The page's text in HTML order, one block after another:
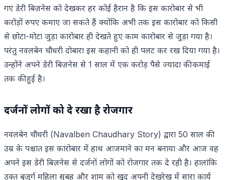
गए डेरी बिज़नेस को देखकर हर कोई हैरान है कि इस कारोबार से भी
करोड़ों रुपए कमाए जा सकते हैं क्योंकि अभी तक इस कारोबार को किसी
से छोटा-मोटा जुड़ा कारोबार ही देखते हुए काम कारोबार से जुड़ा गया है।
परंतु नवलबेन चौधरी दोबारा इस कहानी को ही पलट कर रख दिया गया है।
उन्होंने अपने डेरी बिज़नेस से 1 साल में एक करोड़ पैसे ज्यादा की कमाई
तक की हुई है।
दर्जनों लोगों को दे रखा है रोजगार
नवलबेन चौधरी (Navalben Chaudhary Story) द्वारा 50 साल की
उम्र के पश्चात इस कारोबार में हाथ आजमाने का मन बनाया और आज वह
अपने इस डेरी बिज़नेस से दर्जनों लोगों को रोजगार तक दे रही है। हालांकि
उक्त बुजुर्ग महिला सुबह और शाम को खुद अपनी देखरेख में सारा कार्य